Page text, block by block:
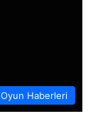
Oyun Haberleri